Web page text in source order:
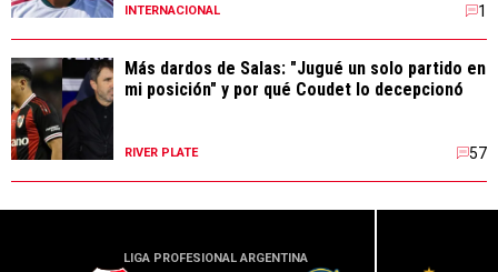
INTERNACIONAL 1
Más dardos de Salas: "Jugué un solo partido en
mi posición" y por qué Coudet lo decepcionó
RIVER PLATE 57
LIGA PROFESIONAL ARGENTINA